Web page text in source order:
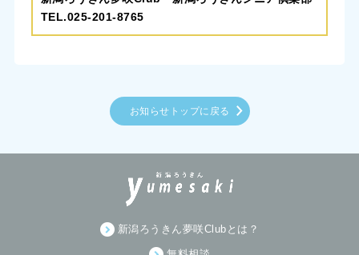
TEL.025-201-8765
お知らせトップに戻る
新潟ろうきん夢咲Clubとは？